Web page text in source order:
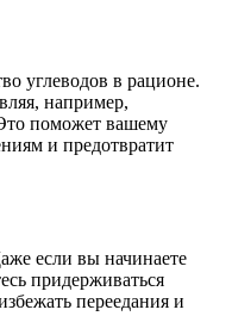
углеводов в рационе.
например,
поможет вашему
и предотвратит
если вы начинаете
придерживаться
переедания и